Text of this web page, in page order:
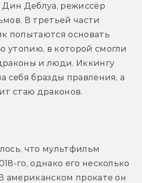
Дин Деблуа, режиссёр
В третьей части
попытаются основать
утопию, в которой смогли
и люди. Иккингу
себя бразды правления, а
стаю драконов.
что мультфильм
го, однако его несколько
американском прокате он